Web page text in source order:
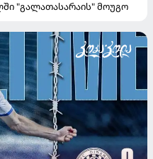
"გალათასარაის" მოუგო